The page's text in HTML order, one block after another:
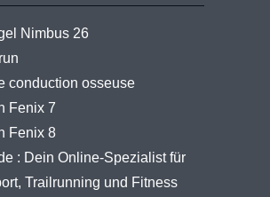
Nimbus 26
conduction osseuse
Fenix 7
Fenix 8
: Dein Online-Spezialist für
Trailrunning und Fitness